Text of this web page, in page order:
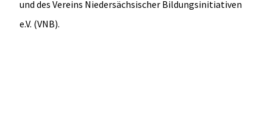
und des Vereins Niedersächsischer Bildungsinitiativen
e.V. (VNB).